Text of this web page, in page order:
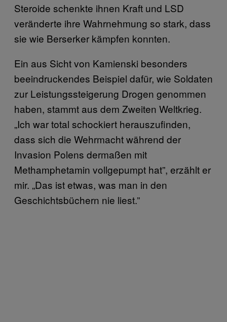
Steroide schenkte ihnen Kraft und LSD
veränderte ihre Wahrnehmung so stark, dass
sie wie Berserker kämpfen konnten.
Ein aus Sicht von Kamienski besonders
beeindruckendes Beispiel dafür, wie Soldaten
zur Leistungssteigerung Drogen genommen
haben, stammt aus dem Zweiten Weltkrieg.
„Ich war total schockiert herauszufinden,
dass sich die Wehrmacht während der
Invasion Polens dermaßen mit
Methamphetamin vollgepumpt hat”, erzählt er
mir. „Das ist etwas, was man in den
Geschichtsbüchern nie liest.”